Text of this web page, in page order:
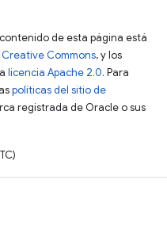
de esta página está
Commons, y los
licencia Apache 2.0. Para
políticas del sitio de
registrada de Oracle o sus